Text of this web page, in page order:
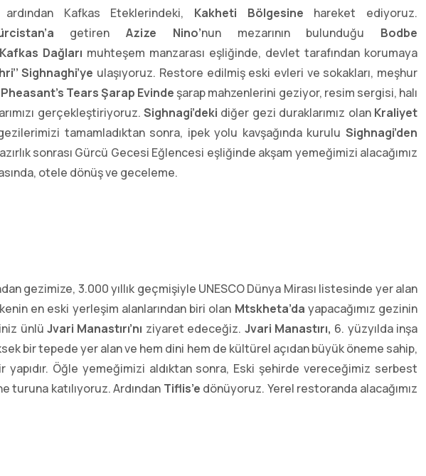
ardından Kafkas Eteklerindeki, Kakheti Bölgesine hareket ediyoruz.
getiren Azize Nino’nun mezarının bulunduğu Bodbe
Kafkas Dağları muhteşem manzarası eşliğinde, devlet tarafından korumaya
Sighnaghi’ye ulaşıyoruz. Restore edilmiş eski evleri ve sokakları, meşhur
Pheasant’s Tears Şarap Evinde şarap mahzenlerini geziyor, resim sergisi, halı
gerçekleştiriyoruz.Sighnagi’deki diğer gezi duraklarımız olan Kraliyet
tamamladıktan sonra, ipek yolu kavşağında kuruluSighnagi’den
sonrası Gürcü Gecesi Eğlencesi eşliğinde akşam yemeğimizi alacağımız
otele dönüş ve geceleme.
gezimize, 3.000 yıllık geçmişiyle UNESCO Dünya Mirası listesinde yer alan
en eski yerleşim alanlarından biri olan Mtskheta’da yapacağımız gezinin
ünlüJvari Manastırı’nı ziyaret edeceğiz. Jvari Manastırı, 6. yüzyılda inşa
bir tepede yer alan ve hem dini hem de kültürel açıdan büyük öneme sahip,
yapıdır. Öğle yemeğimizi aldıktan sonra, Eski şehirde vereceğimiz serbest
turuna katılıyoruz. Ardından Tiflis’e dönüyoruz. Yerel restoranda alacağımız